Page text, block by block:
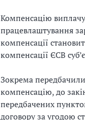
Компенсацію
працевлаштування
компенсації
компенсації ЄСВ
Зокрема
компенсацію, до
передбачених
договору за угодою